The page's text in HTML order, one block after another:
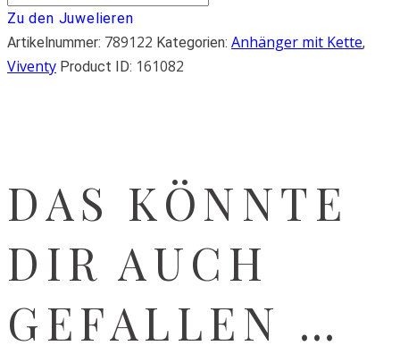
Zu den Juwelieren
Artikelnummer: 789122 Kategorien: Anhänger mit Kette,
Viventy Product ID: 161082
DAS KÖNNTE
DIR AUCH
GEFALLEN …